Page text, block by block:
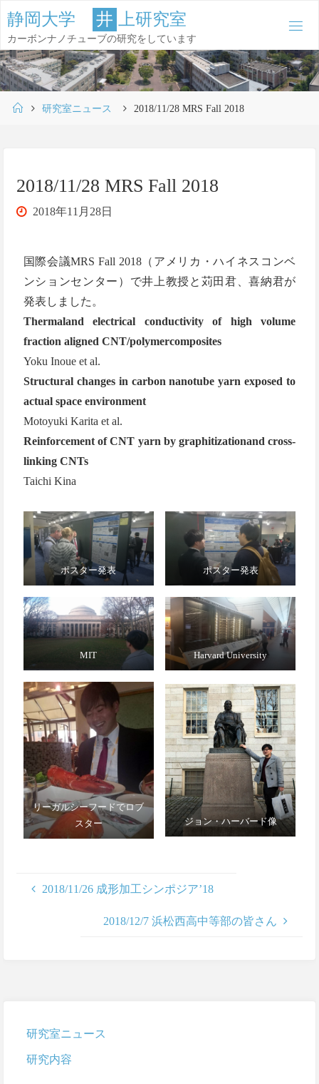
コ
ン
テ
ン
ツ
静岡大学 井 上研究室
カーボンナノチューブの研究をしています
ホ
研究室ニュース 2018/11/28 MRS Fall 2018
2018/11/28 MRS Fall 2018
2018年11月28日
国際会議MRS Fall 2018（アメリカ・ハイネスコンベ
ンションセンター）で井上教授と苅田君、喜納君が
発表しました。
Thermaland electrical conductivity of high volume
fraction aligned CNT/polymercomposites
Yoku Inoue et al.
Structural changes in carbon nanotube yarn exposed to
actual space environment
Motoyuki Karita et al.
Reinforcement of CNT yarn by graphitizationand cross-
linking CNTs
Taichi Kina
ポスター発表 ポスター発表
MIT Harvard University
リーガルシーフードでロブ
スター
ジョン・ハーバード像
2018/11/26 成形加工シンポジア’18
2018/12/7 浜松西高中等部の皆さん
研究室ニュース
研究内容